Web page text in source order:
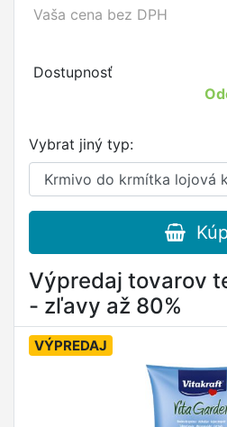
Vaša cena bez DPH
Dostupnosť
Vybrat jiný typ:
Výpredaj tovarov
- zľavy až 80%
VÝPREDAJ